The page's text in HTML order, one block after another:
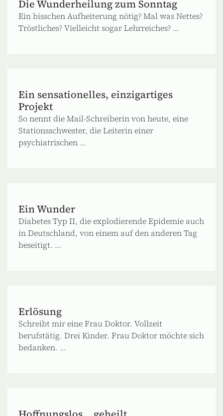
Die Wunderheilung zum Sonntag
Ein bisschen Aufheiterung nötig? Mal was Nettes?
Tröstliches? Vielleicht sogar Lehrreiches? ...
Ein sensationelles, einzigartiges
Projekt
So nennt die Mail-Schreiberin von heute, eine
Stationsschwester, die Leiterin einer
psychiatrischen ...
Ein Wunder
Diabetes Typ II, die explodierende Epidemie auch
in Deutschland, von einem auf den anderen Tag
beseitigt. ...
Erlösung
Schreibt mir eine Frau Doktor. Vollzeit
berufstätig. Drei Kinder. Frau Doktor möchte sich
bedanken. ...